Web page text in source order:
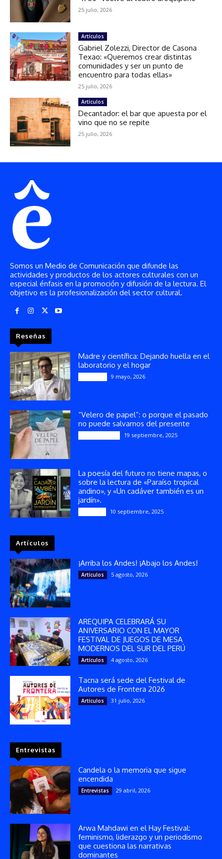
Somos un Medio de Comunicación que difunde las
actividades y productos de los actores culturales con un
especial énfasis en la promoción y difusión de la lectura. El
objetivo es la profesionalización del sector cultural.
Reseñas
Madre y científica: Dejando huella en el
laboratorio y el hogar
9 mayo, 2026
“Velero de papel”: o porque el pasado
no puede salvarnos del presente
19 septiembre, 2025
La poesía del futuro no tiene mapas, o
sobre la lectura de «Paraíso tropical
andino», y «Un cadáver también es un
jardín».
10 septiembre, 2025
Artículos
¡Arriba los Andes! ¡Abajo los Andes!
Artículos 5 agosto, 2026
AREQUIPA CELEBRARÁ SU
ANIVERSARIO CON EL MAYOR
FESTIVAL DE JUEGOS DE MESA
MODERNOS DEL SUR DEL PERÚ
Artículos 4 agosto, 2026
Tacna será sede del Festival de
Autores de Frontera 2026
Artículos 31 julio, 2026
Entrevistas
Candela o la memoria que sigue
encendida
Entrevistas 29 abril, 2026
Arwa Mahdawi en el Hay Festival:
feminismo, liderazgo y un periodismo
que cuestiona las narrativas
dominantes